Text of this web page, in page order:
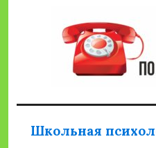
Школьная